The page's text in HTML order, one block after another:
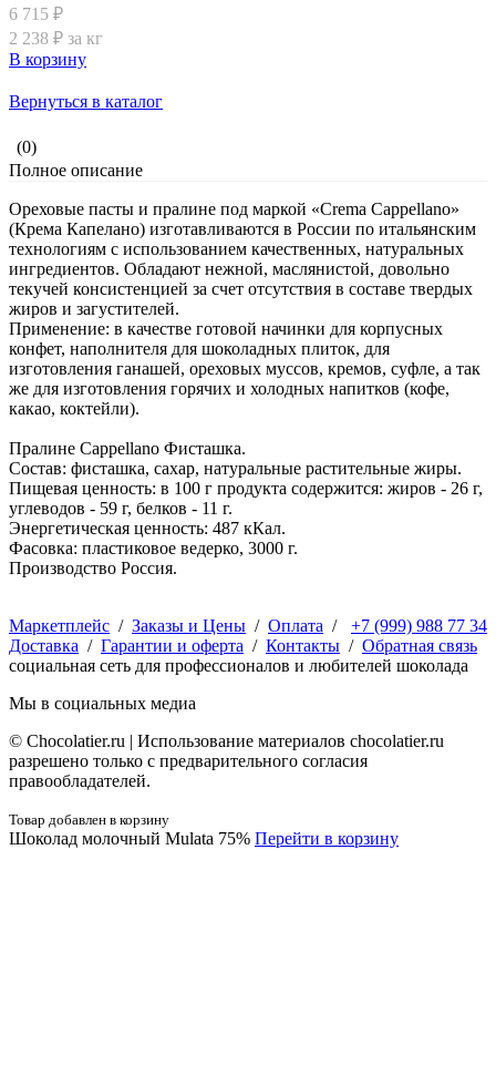
6 715 ₽
2 238 ₽ за кг
В корзину
Вернуться в каталог
(0)
Полное описание
Ореховые пасты и пралине под маркой «Crema Cappellano»
(Крема Капелано) изготавливаются в России по итальянским
технологиям с использованием качественных, натуральных
ингредиентов. Обладают нежной, маслянистой, довольно
текучей консистенцией за счет отсутствия в составе твердых
жиров и загустителей.
Применение: в качестве готовой начинки для корпусных
конфет, наполнителя для шоколадных плиток, для
изготовления ганашей, ореховых муссов, кремов, суфле, а так
же для изготовления горячих и холодных напитков (кофе,
какао, коктейли).
Пралине Cappellano Фисташка.
Состав: фисташка, сахар, натуральные растительные жиры.
Пищевая ценность: в 100 г продукта содержится: жиров - 26 г,
углеводов - 59 г, белков - 11 г.
Энергетическая ценность: 487 кКал.
Фасовка: пластиковое ведерко, 3000 г.
Производство Россия.
+7 (999) 988 77 34
Маркетплейс / Заказы и Цены / Оплата /
Доставка / Гарантии и оферта / Контакты / Обратная связь
социальная сеть для профессионалов и любителей шоколада
Мы в социальных медиа
© Сhocolatier.ru | Использование материалов chocolatier.ru
разрешено только с предварительного согласия
правообладателей.
Товар добавлен в корзину
Шоколад молочный Mulata 75% Перейти в корзину